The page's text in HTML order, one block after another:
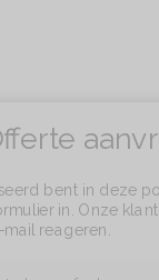
bent in deze
in. Onze
reageren.